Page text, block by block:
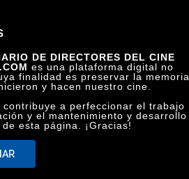
DE DIRECTORES DEL CINE
es una plataforma digital no
finalidad es preservar la memoria
y hacen nuestro cine.
contribuye a perfeccionar el trabajo
y el mantenimiento y desarrollo
esta página. ¡Gracias!